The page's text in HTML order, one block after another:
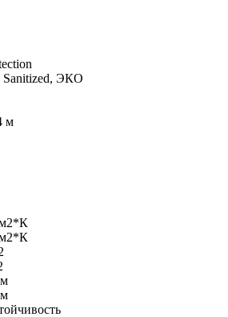
Sanitized, ЭКО
м